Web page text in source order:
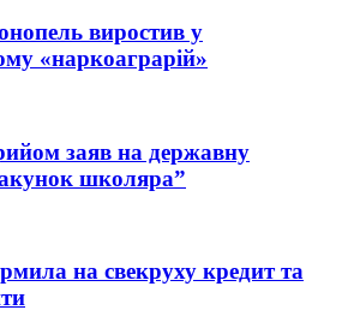
виростив у
«наркоаграрій»
заяв на державну
школяра”
на свекруху кредит та